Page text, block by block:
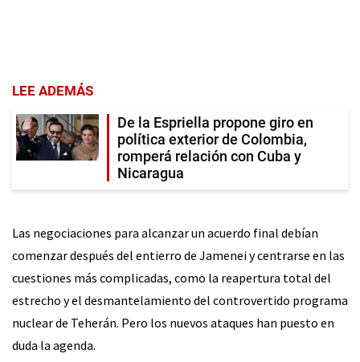
LEE ADEMÁS
De la Espriella propone giro en
política exterior de Colombia,
romperá relación con Cuba y
Nicaragua
Las negociaciones para alcanzar un acuerdo final debían
comenzar después del entierro de Jamenei y centrarse en las
cuestiones más complicadas, como la reapertura total del
estrecho y el desmantelamiento del controvertido programa
nuclear de Teherán. Pero los nuevos ataques han puesto en
duda la agenda.